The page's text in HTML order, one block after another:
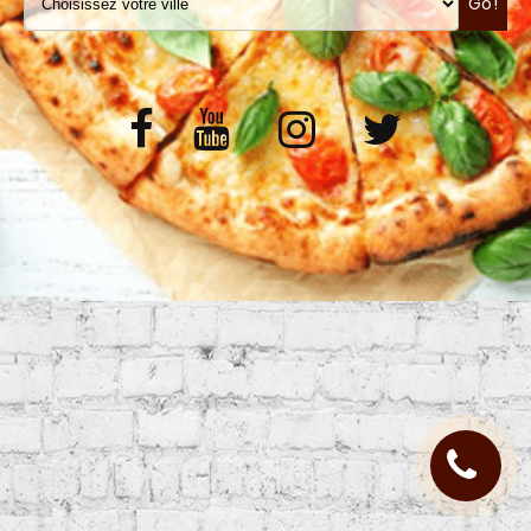
VOS AVIS
MENTIONS LÉGALES
C.G.V